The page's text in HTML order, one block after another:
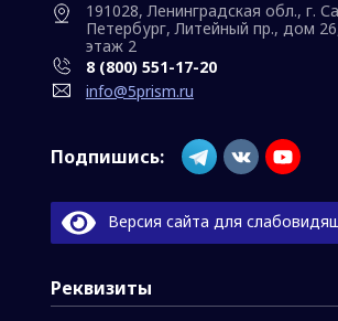
Реквизиты
191028, Ленинградская обл., г.
Петербург, Литейный пр., дом
этаж 2
8 (800) 551-17-20
info@5prism.ru
Подпишись:
Версия сайта для